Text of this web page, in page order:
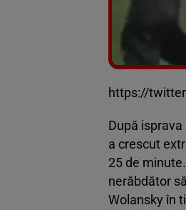
https://
După
a crescut
25 de
nerăbdător
Wolansky în